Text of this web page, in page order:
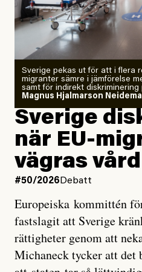
Årets El Niño
starkaste som
Zeke Hausfather är
analyserat hur de olika
läget för hur den
utveckla sig. El Niño är ett
väderfenomen som uppstår
Stilla havet blir ovanligt
över stora delar av världen
forskare allt oftare varnat för
Det verkar vara en
Hausfather.
Sverige pekas ut för att i flera
migranter sämre i jämförelse
samt för indirekt diskriminering
Magnus Hjalmarson
Sverige
när EU-
vägras vård
#50/2026 Debatt
Europeiska kommittén
fastslagit att Sverige
rättigheter genom att
Michaneck tycker att det